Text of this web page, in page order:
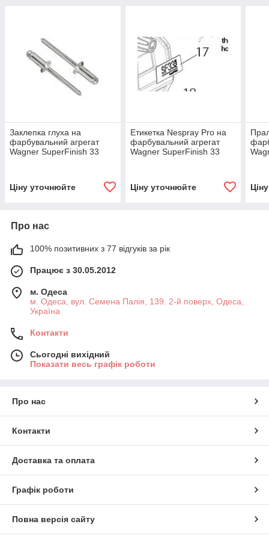
Заклепка глуха на
фарбувальний агрегат
Wagner SuperFinish 33
Ціну уточнюйте
Етикетка Nespray Pro на
фарбувальний агрегат
Wagner SuperFinish 33
Ціну уточнюйте
Про нас
100% позитивних з 77 відгуків за рік
Працює з 30.05.2012
м. Одеса
м. Одеса, вул. Семена Палія, 139. 2-й поверх, Одеса,
Україна
Контакти
Сьогодні вихідний
Показати весь графік роботи
Про нас
Контакти
Доставка та оплата
Графік роботи
Повна версія сайту